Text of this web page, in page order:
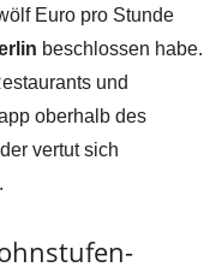
Euro pro Stunde
beschlossen habe.
und
oberhalb des
vertut sich